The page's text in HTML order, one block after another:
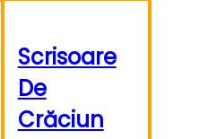
Scrisoare
De
Crăciun